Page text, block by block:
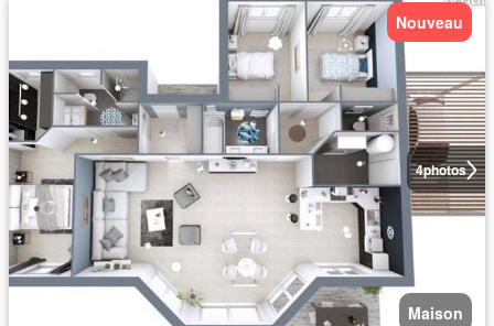
4photos
Nouveau
Maison